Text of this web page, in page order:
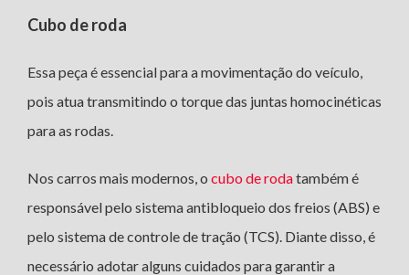
Cubo de roda
Essa peça é essencial para a movimentação do veículo,
pois atua transmitindo o torque das juntas homocinéticas
para as rodas.
Nos carros mais modernos, o cubo de rodatambém é
responsável pelo sistema antibloqueio dos freios (ABS) e
pelo sistema de controle de tração (TCS). Diante disso, é
necessário adotar alguns cuidados para garantir a